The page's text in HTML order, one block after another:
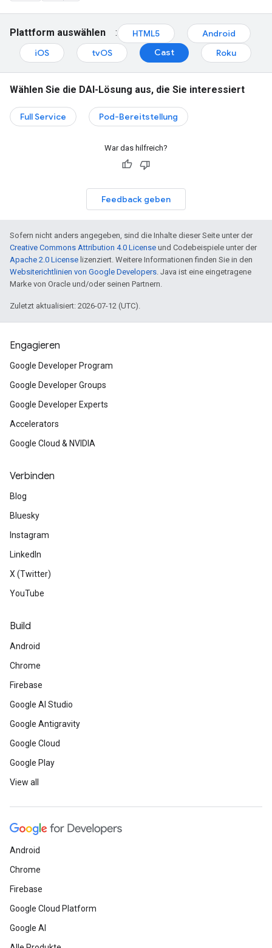
Plattform auswählen : HTML5
Android
iOS
tvOS Cast Roku
Wählen Sie die DAI-Lösung aus, die Sie interessiert
Full Service Pod-Bereitstellung
War das hilfreich?
Feedback geben
Sofern nicht anders angegeben, sind die Inhalte dieser Seite unter der
Creative Commons Attribution 4.0 License und Codebeispiele unter der
Apache 2.0 License lizenziert. Weitere Informationen finden Sie in den
Websiterichtlinien von Google Developers. Java ist eine eingetragene
Marke von Oracle und/oder seinen Partnern.
Zuletzt aktualisiert: 2026-07-12 (UTC).
Engagieren
Google Developer Program
Google Developer Groups
Google Developer Experts
Accelerators
Google Cloud & NVIDIA
Verbinden
Blog
Bluesky
Instagram
LinkedIn
X (Twitter)
YouTube
Build
Android
Chrome
Firebase
Google AI Studio
Google Antigravity
Google Cloud
Google Play
View all
Android
Chrome
Firebase
Google Cloud Platform
Google AI